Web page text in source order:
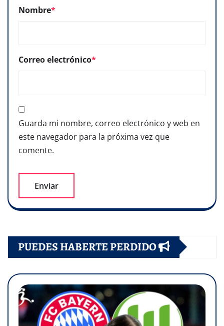
Nombre*
Correo electrónico*
Guarda mi nombre, correo electrónico y web en
este navegador para la próxima vez que
comente.
PUEDES HABERTE PERDIDO